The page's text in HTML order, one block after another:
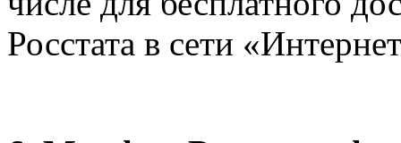
Росстата в сети